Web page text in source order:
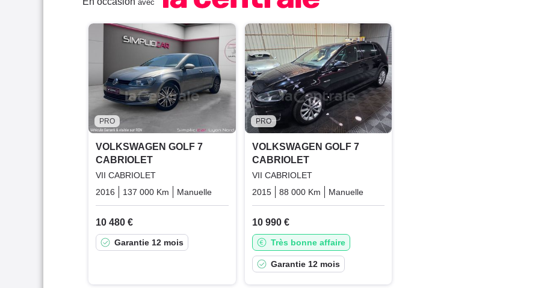
avec
PRO
VOLKSWAGEN GOLF 7
CABRIOLET
VII CABRIOLET
2016
137 000 Km Manuelle
10 480 €
Garantie 12 mois
PRO
VOLKSWAGEN GOLF 7
CABRIOLET
VII CABRIOLET
2015
88 000 Km Manuelle
10 990 €
Très bonne affaire
Garantie 12 mois